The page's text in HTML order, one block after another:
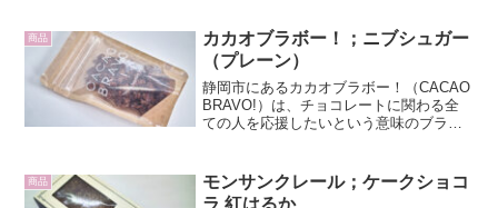
商品
カカオブラボー！；ニブシュガー
（プレーン）
静岡市にあるカカオブラボー！（CACAO
BRAVO!）は、チョコレートに関わる全
ての人を応援したいという意味のブラン
行してチョコレートを作っています。通
販でニブシ...
商品
モンサンクレール；ケークショコ